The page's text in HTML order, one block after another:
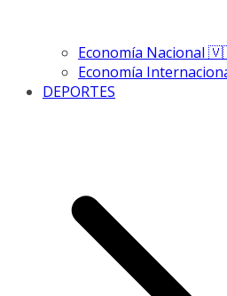
Economía Nacional
Economía
DEPORTES